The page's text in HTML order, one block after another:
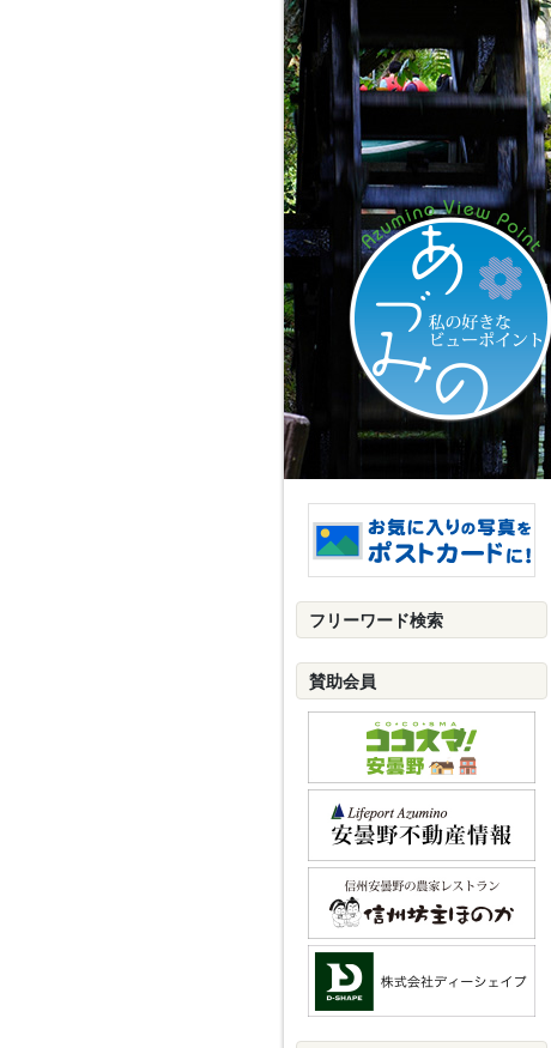
フリーワード検索
賛助会員